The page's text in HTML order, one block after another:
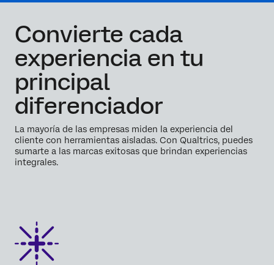
Convierte cada
experiencia en tu
principal
diferenciador
La mayoría de las empresas miden la experiencia del
cliente con herramientas aisladas. Con Qualtrics, puedes
sumarte a las marcas exitosas que brindan experiencias
integrales.